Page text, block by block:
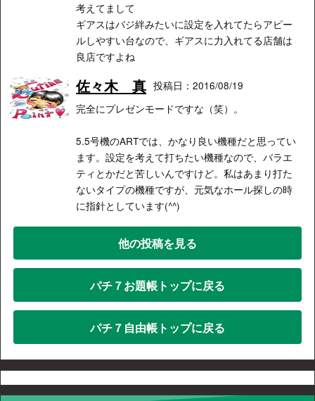
考えてまして
ギアスはバジ絆みたいに設定を入れてたらアピー
ルしやすい台なので、ギアスに力入れてる店舗は
良店ですよね
佐々木 真 投稿日：2016/08/19
完全にプレゼンモードですな（笑）。
5.5号機のARTでは、かなり良い機種だと思ってい
ます。設定を考えて打ちたい機種なので、バラエ
ティとかだと苦しいんですけど。私はあまり打た
ないタイプの機種ですが、元気なホール探しの時
に指針としています(^^)
他の投稿を見る
パチ７お題帳トップに戻る
パチ７自由帳トップに戻る